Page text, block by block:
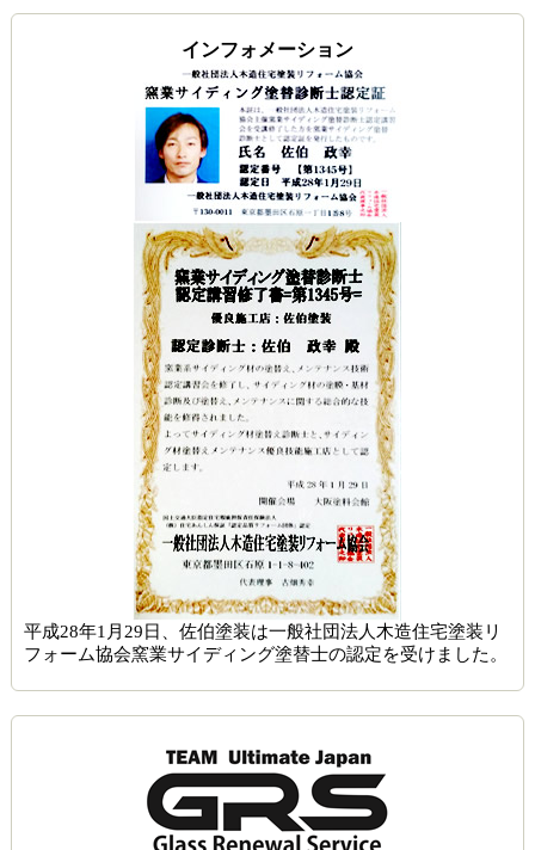
インフォメーション
平成28年1月29日、佐伯塗装は一般社団法人木造住宅塗装リ
フォーム協会窯業サイディング塗替士の認定を受けました。